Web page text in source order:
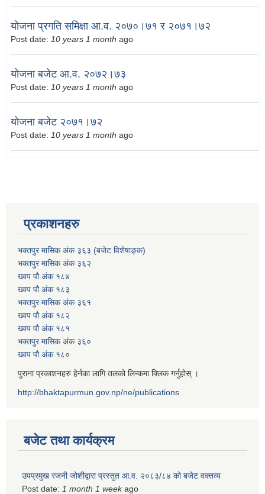
योजना प्रगति समिक्षा आ.व. २०७०।७१ र २०७१।७२
Post date: 10 years 1 month ago
योजना बजेट आ.व. २०७२।७३
Post date: 10 years 1 month ago
योजना बजेट २०७१।७२
Post date: 10 years 1 month ago
प्रकाशनहरु
भक्तपुर मासिक अंक ३६३ (बजेट विशेषाङ्क)
भक्तपुर मासिक अंक ३६२
ख्वप पौ अंक १८४
ख्वप पौ अंक १८३
भक्तपुर मासिक अंक ३६१
ख्वप पौ अंक १८२
ख्वप पौ अंक १८१
भक्तपुर मासिक अंक ३६०
ख्वप पौ अंक १८०
पुराना प्रकाशनहरु हेर्नका लागि तलको लिन्कमा क्लिक गर्नुहोस् ।
http://bhaktapurmun.gov.np/ne/publications
बजेट तथा कार्यक्रम
उपप्रमुख रजनी जोशीद्वारा प्रस्तुत आ.व. २०८३/८४ को बजेट वक्तव्य
Post date: 1 month 1 weekago